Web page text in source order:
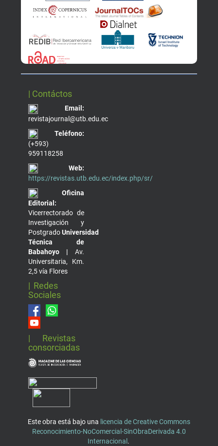
| Contáctos
Email:
revistajournal@utb.edu.ec
Teléfono:
(+593)
959118258
Web:
https://revistas.utb.edu.ec/index.php/sr/
Oficina
Editorial:
Vicerrectorado de
Investigación y
PostgradoUniversidad
Técnica de
Babahoyo | Av.
Universitaria, Km.
2,5 vía Flores
| Redes
Sociales
| Revistas
consorciadas
Este obra está bajo una licencia de Creative Commons
Reconocimiento-NoComercial-SinObraDerivada 4.0
Internacional .